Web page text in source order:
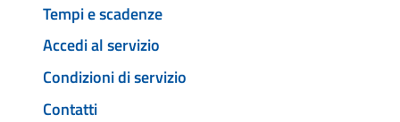
Tempi e scadenze
Accedi al servizio
Condizioni di servizio
Contatti